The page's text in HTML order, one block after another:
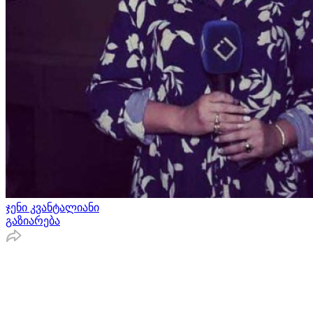
ჯენი კვანტალიანი
გაზიარება